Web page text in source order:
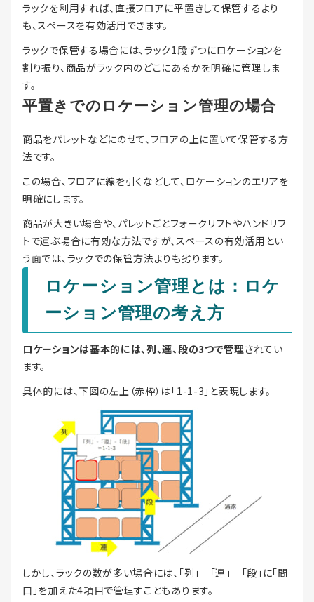
ラックを利用すれば、直接フロアに平置きして保管するより
も、スペースを有効活用できます。
ラックで保管する場合には、ラック1段ずつにロケーションを
割り振り、商品がラック内のどこにあるかを明確に管理しま
す。
平置きでのロケーション管理の場合
商品をパレットなどにのせて、フロアの上に置いて保管する方
法です。
この場合、フロアに線を引くなどして、ロケーションのエリアを
明確にします。
商品が大きい場合や、パレットごとフォークリフトやハンドリフ
トで運ぶ場合に有効な方法ですが、スペースの有効活用とい
う面では、ラックでの保管方法よりも劣ります。
ロケーション管理とは：ロケ
ーション管理の考え方
ロケーションは基本的には、列、連、段の3つで管理されてい
ます。
具体的には、下図の左上（赤枠）は「1-1-3」と表現します。
しかし、ラックの数が多い場合には、「列」－「連」－「段」に「間
口」を加えた4項目で管理すこともあります。